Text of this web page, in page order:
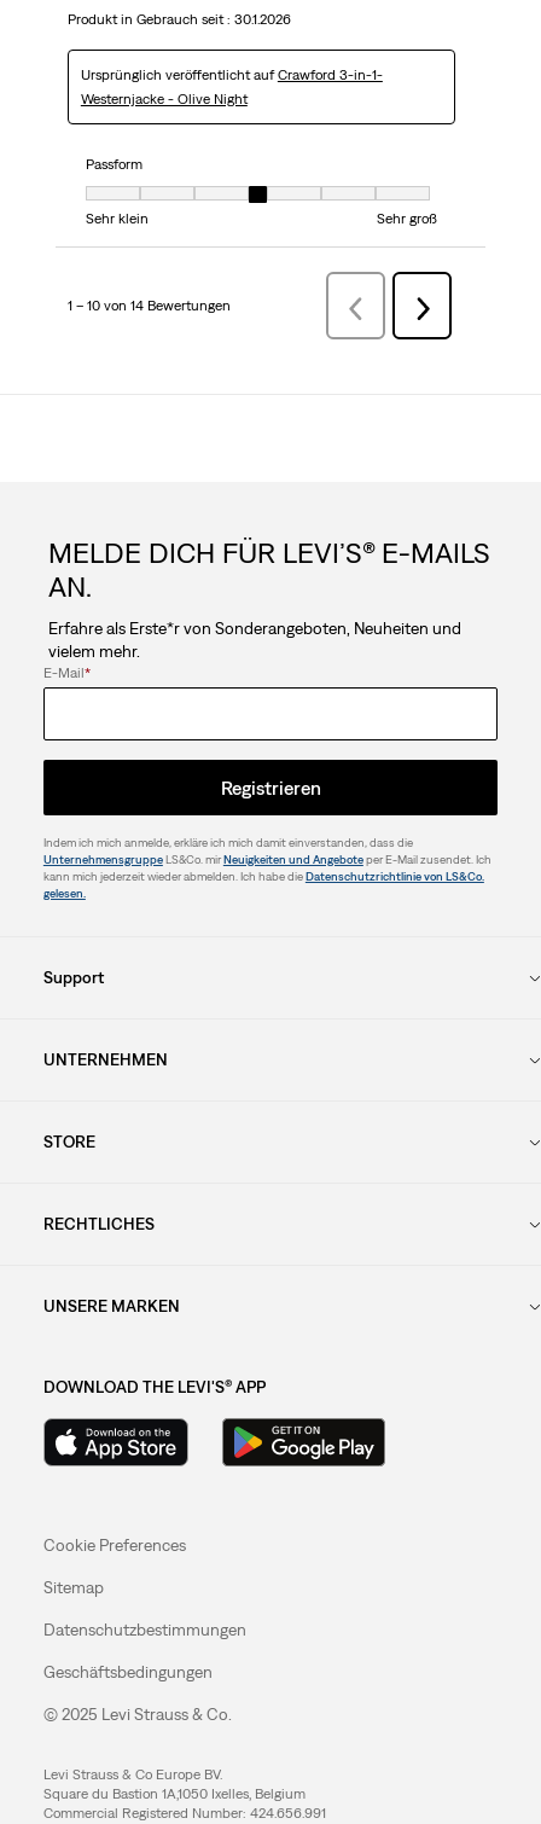
Produkt in Gebrauch seit : 30.1.2026
Ursprünglich veröffentlicht aufCrawford 3-in-1-
Westernjacke - Olive Night
Passform
Passform, 4 von 7, wobei 1 gleich Sehr klein ist und 7 gleich Sehr groß
Sehr klein
Sehr groß
1 – 10 von 14 Bewertungen ZurückBewertungen
Weiter
Bewertungen
MELDE DICH FÜR LEVI’S® E-MAILS
AN.
Erfahre als Erste*r von Sonderangeboten, Neuheiten und
vielem mehr.
E-Mail*
Registrieren
Indem ich mich anmelde, erkläre ich mich damit einverstanden, dass die
UnternehmensgruppeLS&Co. mirNeuigkeiten und Angeboteper E-Mail zusendet. Ich
kann mich jederzeit wieder abmelden. Ich habe dieDatenschutzrichtlinie von LS&Co.
gelesen.
Support
UNTERNEHMEN
STORE
RECHTLICHES
UNSERE MARKEN
DOWNLOAD THE LEVI'S® APP
Cookie Preferences
Sitemap
Datenschutzbestimmungen
Geschäftsbedingungen
© 2025 Levi Strauss & Co.
Levi Strauss & Co Europe BV.
Square du Bastion 1A,1050 Ixelles, Belgium
Commercial Registered Number: 424.656.991